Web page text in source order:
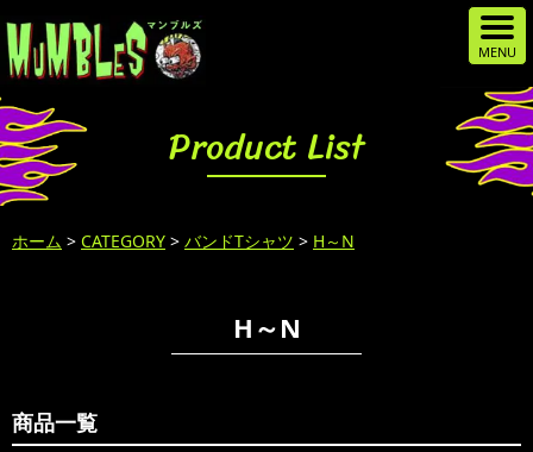
Product List
ホーム > CATEGORY > バンドTシャツ > H～N
H～N
商品一覧